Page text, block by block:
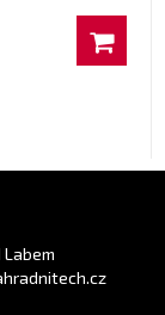
Labem